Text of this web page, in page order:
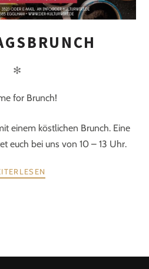
✻
for Brunch!
einem köstlichen Brunch. Eine
euch bei uns von 10 – 13 Uhr.